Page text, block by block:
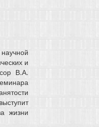
и
В.А.
жизни